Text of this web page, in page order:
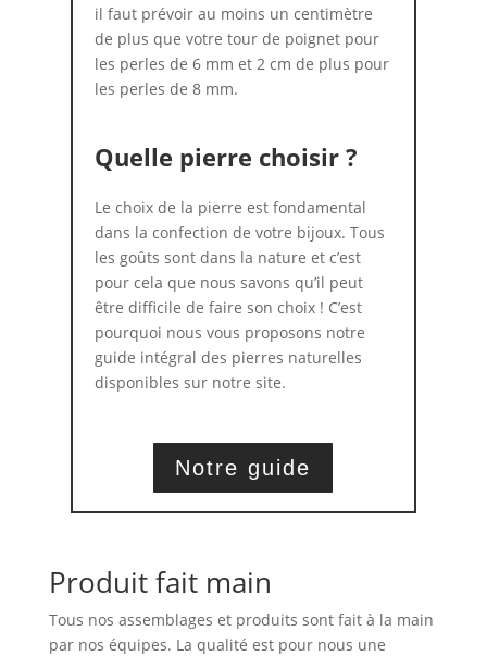
il faut prévoir au moins un centimètre
de plus que votre tour de poignet pour
les perles de 6 mm et 2 cm de plus pour
les perles de 8 mm.
Quelle pierre choisir ?
Le choix de la pierre est fondamental
dans la confection de votre bijoux. Tous
les goûts sont dans la nature et c’est
pour cela que nous savons qu’il peut
être difficile de faire son choix ! C’est
pourquoi nous vous proposons notre
guide intégral des pierres naturelles
disponibles sur notre site.
Notre guide
Produit fait main
Tous nos assemblages et produits sont fait à la main
par nos équipes. La qualité est pour nous une